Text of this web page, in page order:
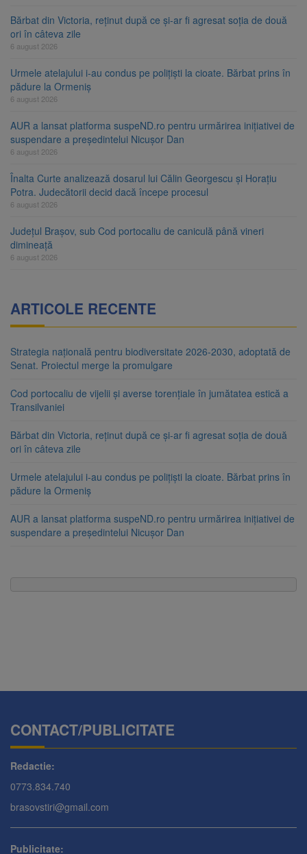
Bărbat din Victoria, reținut după ce și-ar fi agresat soția de două
ori în câteva zile
6 august 2026
Urmele atelajului i-au condus pe polițiști la cioate. Bărbat prins în
pădure la Ormeniș
6 august 2026
AUR a lansat platforma suspeND.ro pentru urmărirea inițiativei de
suspendare a președintelui Nicușor Dan
6 august 2026
Înalta Curte analizează dosarul lui Călin Georgescu și Horațiu
Potra. Judecătorii decid dacă începe procesul
6 august 2026
Județul Brașov, sub Cod portocaliu de caniculă până vineri
dimineață
6 august 2026
ARTICOLE RECENTE
Strategia națională pentru biodiversitate 2026-2030, adoptată de
Senat. Proiectul merge la promulgare
Cod portocaliu de vijelii și averse torențiale în jumătatea estică a
Transilvaniei
Bărbat din Victoria, reținut după ce și-ar fi agresat soția de două
ori în câteva zile
Urmele atelajului i-au condus pe polițiști la cioate. Bărbat prins în
pădure la Ormeniș
AUR a lansat platforma suspeND.ro pentru urmărirea inițiativei de
suspendare a președintelui Nicușor Dan
CONTACT/PUBLICITATE
Redactie:
0773.834.740
brasovstiri@gmail.com
Publicitate: